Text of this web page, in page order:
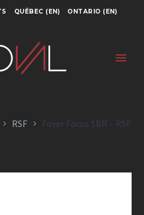
QUÉBEC (EN) ONTARIO (EN)
SBR –
RSF Foyer Focus SBR – RSF